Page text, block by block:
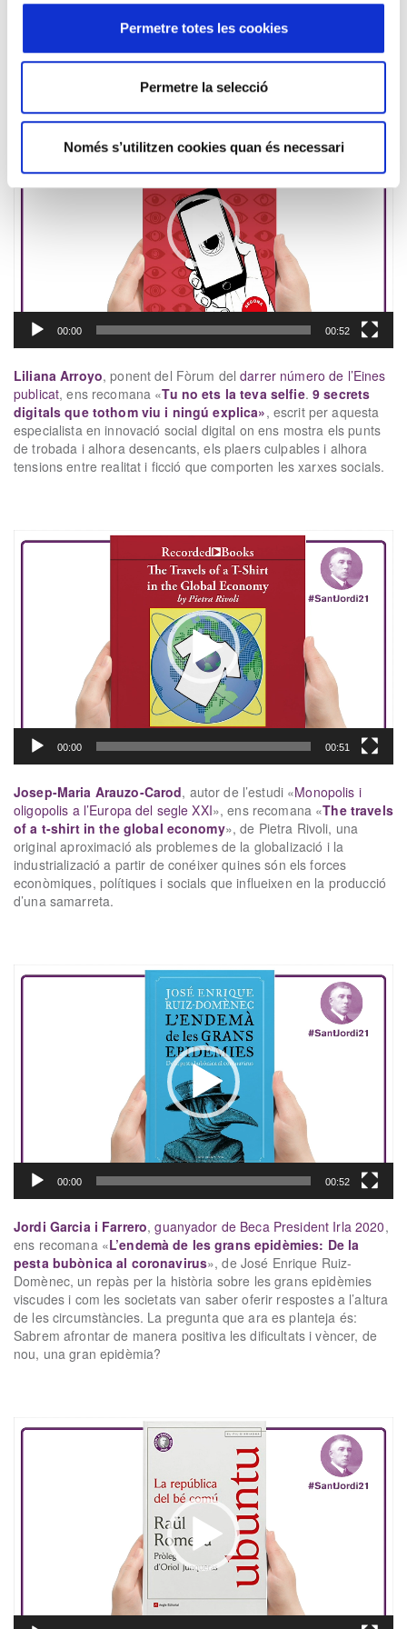
Permetre totes les cookies
Permetre la selecció
Només s’utilitzen cookies quan és necessari
realitats al voltant d’un mateix passat, els camps d’extermini
nazi, i evidencien la complexitat individual de l’ésser humà.
Reproductor
00:00 00:52
Liliana Arroyo, ponent del Fòrum deldarrer número de l’Eines
publicat, ens recomana «Tu no ets la teva selfie. 9 secrets
digitals que tothom viu i ningú explica», escrit per aquesta
especialista en innovació social digital on ens mostra els punts
de trobada i alhora desencants, els plaers culpables i alhora
tensions entre realitat i ficció que comporten les xarxes socials.
de
00:00 00:51
Josep-Maria Arauzo-Carod, autor de l’estudi «Monopolis i
oligopolis a l’Europa del segle XXI», ens recomana «The travels
of a t-shirt in the global economy», de Pietra Rivoli, una
original aproximació als problemes de la globalizació i la
industrializació a partir de conéixer quines són els forces
econòmiques, polítiques i socials que influeixen en la producció
d’una samarreta.
de
00:00 00:52
Jordi Garcia i Farrero,guanyador de Beca President Irla 2020,
ens recomana «L’endemà de les grans epidèmies: De la
pesta bubònica al coronavirus», de José Enrique Ruiz-
Domènec, un repàs per la història sobre les grans epidèmies
viscudes i com les societats van saber oferir respostes a l’altura
de les circumstàncies. La pregunta que ara es planteja és:
Sabrem afrontar de manera positiva les dificultats i vèncer, de
nou, una gran epidèmia?
de